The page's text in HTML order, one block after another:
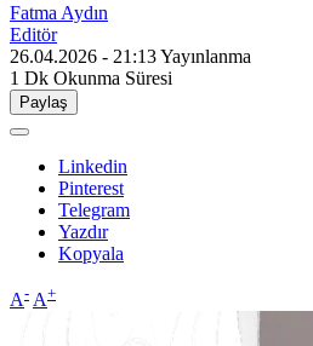
Fatma Aydın
Editör
26.04.2026 - 21:13Yayınlanma
1 Dk Okunma Süresi
Paylaş
Linkedin
Pinterest
Telegram
Yazdır
Kopyala
A- A+